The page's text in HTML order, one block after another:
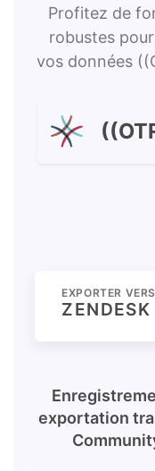
Profitez de
robustes
vos données
EXPORTER VERS
ZENDESK
exportation